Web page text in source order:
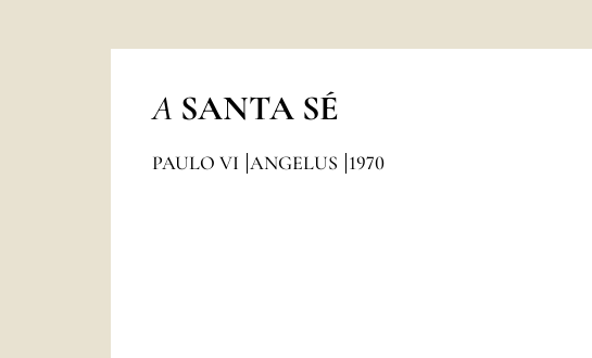
A SANTA SÉ
PAULO VI ANGELUS 1970